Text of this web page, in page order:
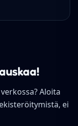
Aloita
ei